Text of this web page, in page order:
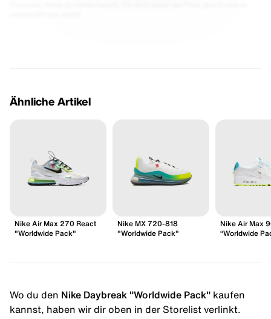
Ähnliche Artikel
Nike Air Max 270 React
"Worldwide Pack"
Nike MX 720-818
"Worldwide Pack"
Nike Air Max
“Worldwide
Wo du den Nike Daybreak "Worldwide Pack" kaufen
kannst, haben wir dir oben in der Storelist verlinkt.